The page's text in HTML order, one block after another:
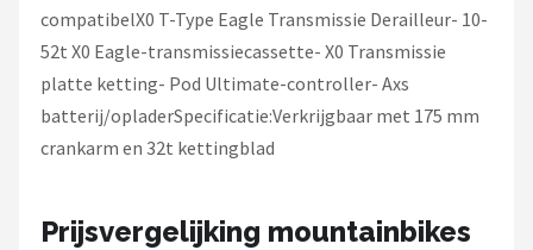
compatibelX0 T-Type Eagle Transmissie Derailleur- 10-
52t X0 Eagle-transmissiecassette- X0 Transmissie
platte ketting- Pod Ultimate-controller- Axs
batterij/opladerSpecificatie:Verkrijgbaar met 175 mm
crankarm en 32t kettingblad
Prijsvergelijking mountainbikes